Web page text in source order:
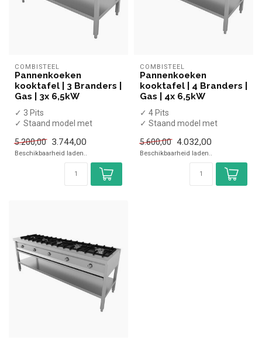
COMBISTEEL
Pannenkoeken
kooktafel | 3 Branders |
Gas | 3x 6,5kW
✓ 3 Pits
✓ Staand model met
✓ 3x 6,5 kW
✓ Gas
5.200,00 3.744,00
Beschikbaarheid laden..
COMBISTEEL
Pannenkoeken
kooktafel | 4 Branders |
Gas | 4x 6,5kW
✓ 4 Pits
✓ Staand model met
✓ 4x 6,5 kW
✓ Gas
5.600,00 4.032,00
Beschikbaarheid laden..